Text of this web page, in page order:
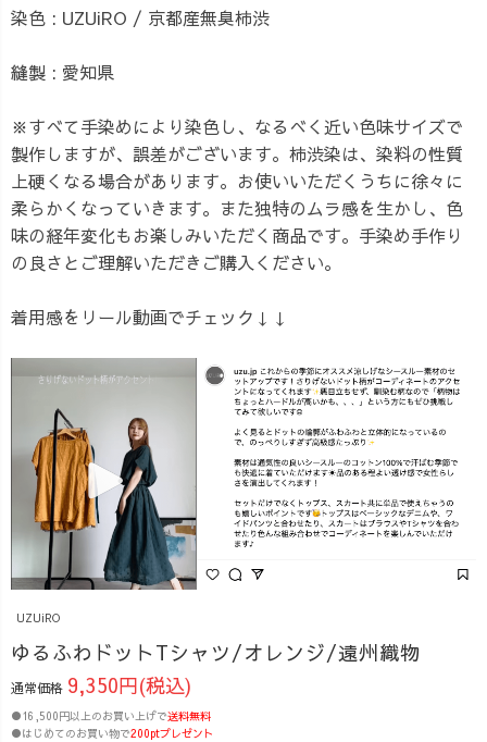
染色 : UZUiRO / 京都産無臭柿渋
縫製 : 愛知県
※すべて手染めにより染色し、なるべく近い色味サイズで
製作しますが、誤差がございます。柿渋染は、染料の性質
上硬くなる場合があります。お使いいただくうちに徐々に
柔らかくなっていきます。また独特のムラ感を生かし、色
味の経年変化もお楽しみいただく商品です。手染め手作り
の良さとご理解いただきご購入ください。
着用感をリール動画でチェック↓↓
UZUiRO
ゆるふわドットTシャツ/オレンジ/遠州織物
通常価格 9,350円(税込)
●16,500円以上のお買い上げで送料無料
●はじめてのお買い物で200ptプレゼント